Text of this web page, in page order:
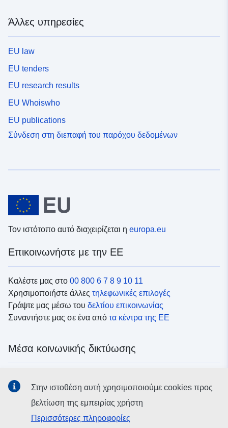
Άλλες υπηρεσίες
EU law
EU tenders
EU research results
EU Whoiswho
EU publications
Σύνδεση στη διεπαφή του παρόχου δεδομένων
Τον ιστότοπο αυτό διαχειρίζεται η europa.eu
Επικοινωνήστε με την ΕΕ
Καλέστε μας στο 00 800 6 7 8 9 10 11
Χρησιμοποιήστε άλλες τηλεφωνικές επιλογές
Γράψτε μας μέσω του δελτίου επικοινωνίας
Συναντήστε μας σε ένα από τα κέντρα της ΕΕ
Μέσα κοινωνικής δικτύωσης
δικτύωσηςΣτην ιστοθέση αυτή χρησιμοποιούμε cookies προς
βελτίωση της εμπειρίας χρήστη
Περισσότερες πληροφορίες